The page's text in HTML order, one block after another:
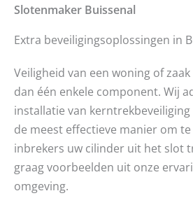
Slotenmaker Buissenal
Extra beveiligingsoplossingen in
Veiligheid van een woning of
dan één enkele component. Wij
installatie van
de meest effectieve manier om
inbrekers uw cilinder uit het slot
graag voorbeelden uit onze
omgeving.